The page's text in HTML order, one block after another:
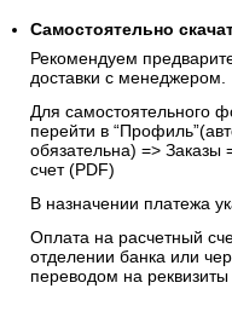
подтверждения и
счет на указанную
Оплата на расчетный
отделении банка или
переводом на
Самостоятельно
доставки с менеджером.
Для самостоятельного
перейти в
обязательна) => Заказы